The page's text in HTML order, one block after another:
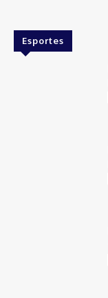
Esportes